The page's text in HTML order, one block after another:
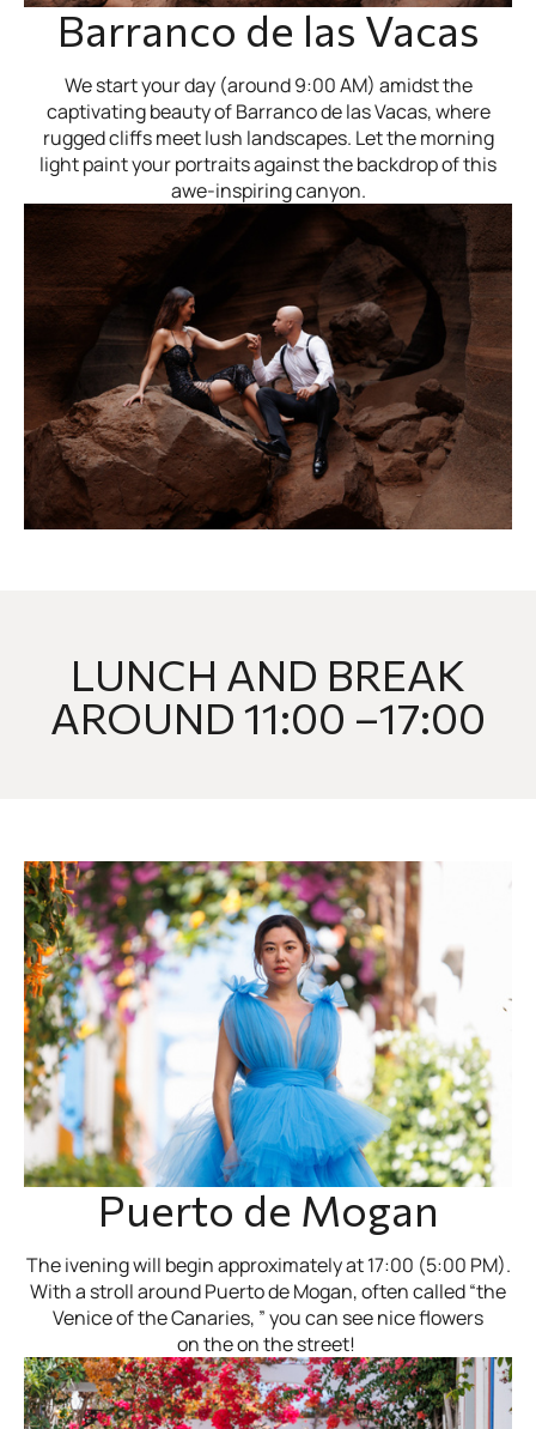
Barranco de las Vacas
We start your day (around 9:00 AM) amidst the
captivating beauty of Barranco de las Vacas, where
rugged cliffs meet lush landscapes. Let the morning
light paint your portraits against the backdrop of this
awe-inspiring canyon.
LUNCH AND BREAK
AROUND 11:00 –17:00
Puerto de Mogan
The ivening will begin approximately at 17:00 (5:00 PM).
With a stroll around Puerto de Mogan, often called “the
Venice of the Canaries, ” you can see nice flowers
on the on the street!